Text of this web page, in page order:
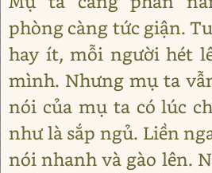
phòng càng tức giận.
hay ít, mỗi người hét
mình. Nhưng mụ ta
nói của mụ ta có lúc
như là sắp ngủ. Liền
nói nhanh và gào lên.